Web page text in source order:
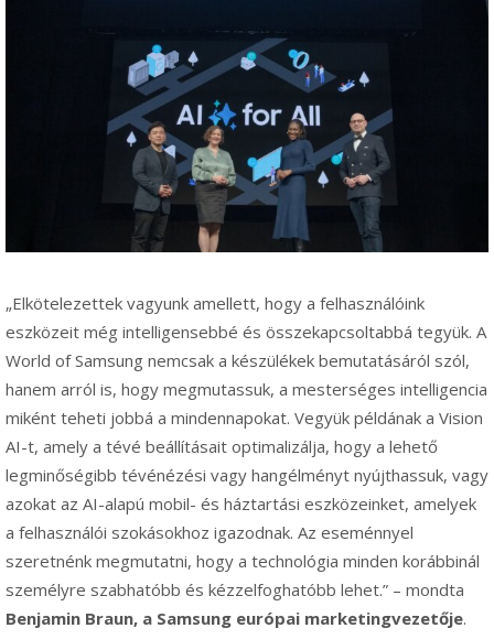
„Elkötelezettek vagyunk amellett, hogy a felhasználóink
eszközeit még intelligensebbé és összekapcsoltabbá tegyük. A
World of Samsung nemcsak a készülékek bemutatásáról szól,
hanem arról is, hogy megmutassuk, a mesterséges intelligencia
miként teheti jobbá a mindennapokat. Vegyük példának a Vision
AI-t, amely a tévé beállításait optimalizálja, hogy a lehető
legminőségibb tévénézési vagy hangélményt nyújthassuk, vagy
azokat az AI-alapú mobil- és háztartási eszközeinket, amelyek
a felhasználói szokásokhoz igazodnak. Az eseménnyel
szeretnénk megmutatni, hogy a technológia minden korábbinál
személyre szabhatóbb és kézzelfoghatóbb lehet.” – mondta
Benjamin Braun, a Samsung európai marketingvezetője.